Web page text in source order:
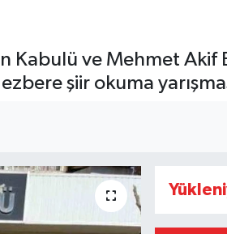
Kabulü ve Mehmet Akif
şiir okuma